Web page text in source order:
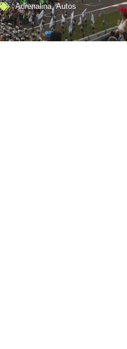
Adrenalina,Autos